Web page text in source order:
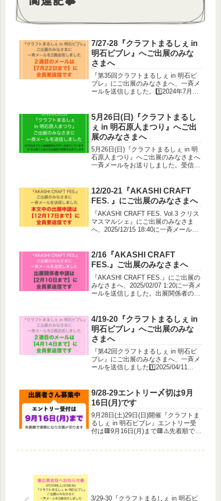
7/27-28『クラフトまるしぇ in
明石ビブレ』へご出展のみな
さまへ
『第35回クラフトまるしぇ in 明石ビ
ブレ』にご出展のみなさまへ、一斉メ
ールを送信しました。1️⃣2024年7月19
関するご案内2️⃣2024年7月1...
5月26日(日)『クラフトまるし
ぇ in 明石原人まつり』へご出
展のみなさまへ
5月26日(日)『クラフトまるしぇ in 明
石原人まつり』へご出展のみなさまへ
一斉メールをお送りしました。受信ト
イルのPDFに搬入出と出展についての
説明を記載しておりま...
12/20-21『AKASHI CRAFT
FES. 』にご出展のみなさまへ
『AKASHI CRAFT FES. Vol.3 クリス
マスマルシェ』にご出展のみなさま
へ、2025/12/15 18:40に一斉メールを
です。お手数をおかけしますが...
2/16『AKASHI CRAFT
FES.』ご出展のみなさまへ
『AKASHI CRAFT FES.』にご出展の
みなさまへ、2025/02/07 1:20に一斉メ
ールを送信しました。出展関係者の申
力よろしくお願いいたします。
4/19-20『クラフトまるしぇ in
明石ビブレ』へご出展のみな
さまへ
『第42回クラフトまるしぇ in 明石ビ
ブレ』にご出展のみなさまへ、一斉メ
ールを送信しました1️⃣2025/04/11
るご案内2️⃣2025/04/22 ...
9/28-29エントリー〆切は9月
16日(月)です
9月28日(土)29日(日)開催『クラフトま
るしぇ in 明石ビブレ』エントリー受
付は🟥9月16日(月)まで🟥⚠️先着順で定
3/29-30『クラフトまるしぇ in 明石ビ